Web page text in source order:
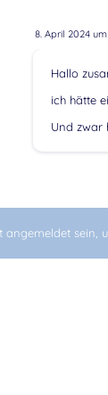
8. April 2024 um
Hallo
ich hätte
Und zwar
angemeldet sein,